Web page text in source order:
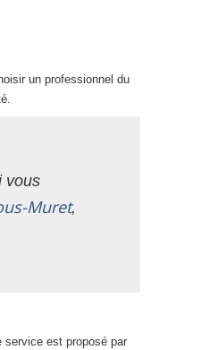
un professionnel du
vous
Muret,
service est proposé par